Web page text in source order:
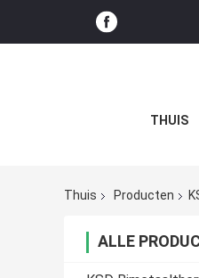
THUIS
Thuis Producten
ALLE